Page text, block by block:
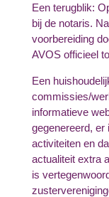
Een terugblik:
bij de notaris.
voorbereiding
AVOS officieel
Een
commissies/
informatieve
gegenereerd, er
activiteiten en
actualiteit extra
is